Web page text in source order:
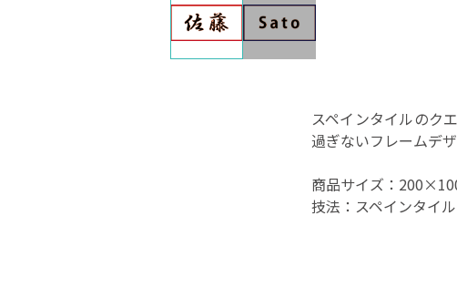
スペインタイルのク
過ぎないフレームデ
商品サイズ：
技法：スペインタイ